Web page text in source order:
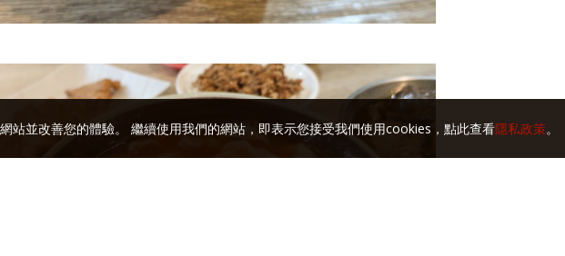
站並改善您的體驗。 繼續使用我們的網站，即表示您接受我們使用cookies，點此查看隱私政策。